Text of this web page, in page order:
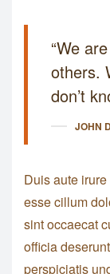
“We
others.
don’t
JOHN
Duis aute
esse cillum
sint occaecat
officia
perspiciatis